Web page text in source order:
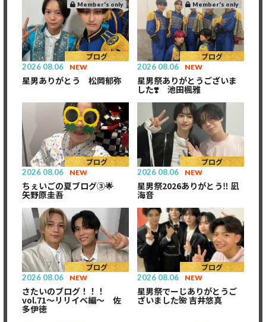
Member's only
ブログ
2026 08.06 NEW
星男ありがとう 松岡郁弥
Member's only
ブログ
2026 08.06 NEW
星男祭ありがとうございま
した❣️ 池田楓雅
ブログ
2026 08.06 NEW
ちぇいごの夏ブログ③🌟
矢野原圭吾
ブログ
2026 08.06 NEW
星男祭2026ありがとう‼ 凪
海音
ブログ
2026 08.06 NEW
さたいのブログ！！！
vol.71〜リリイベ編〜 佐
多伊徳
ブログ
2026 08.06 NEW
星男祭でーじありがとうご
ざいました🌺 吉井悠真